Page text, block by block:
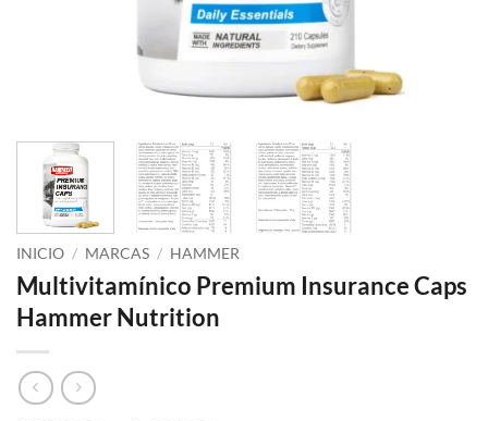
INICIO / MARCAS / HAMMER
Multivitamínico Premium Insurance Caps
Hammer Nutrition